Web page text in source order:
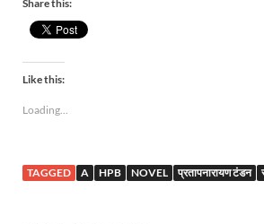
Share this:
Like this:
Loading...
TAGGED A HPB NOVEL प्रतापनारायण टंडन